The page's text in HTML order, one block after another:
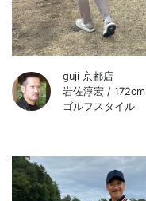
guji 京都店
岩佐淳宏 / 172cm
ゴルフスタイル